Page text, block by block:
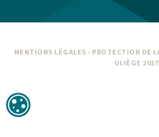
MENTIONS LÉGALES - PROTECTION DE
ULIÈGE 2017